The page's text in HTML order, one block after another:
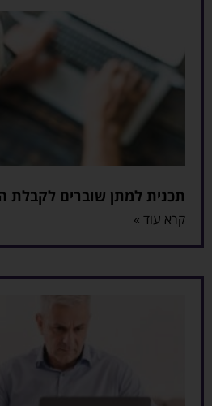
תכנית למתן שוברים לקבלת
קרא עוד »